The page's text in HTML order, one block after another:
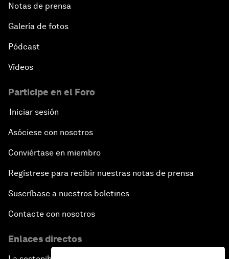
Notas de prensa
Galería de fotos
Pódcast
Vídeos
Participe en el Foro
Iniciar sesión
Asóciese con nosotros
Conviértase en miembro
Regístrese para recibir nuestras notas de prensa
Suscríbase a nuestros boletines
Contacte con nosotros
Enlaces directos